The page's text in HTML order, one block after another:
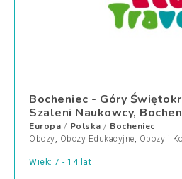
Bocheniec - Góry
Szaleni Naukowcy,
Europa / Polska / Bocheniec
Obozy, Obozy Edukacyjne, Obozy i
Wiek: 7 - 14 lat